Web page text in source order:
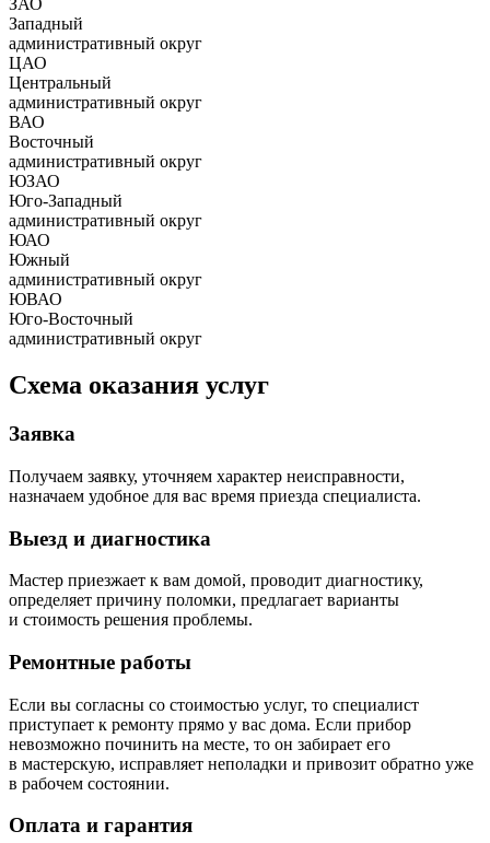
ЗАО
Западный
административный округ
ЦАО
Центральный
административный округ
ВАО
Восточный
административный округ
ЮЗАО
Юго-Западный
административный округ
ЮАО
Южный
административный округ
ЮВАО
Юго-Восточный
административный округ
Схема оказания услуг
Заявка
Получаем заявку, уточняем характер неисправности,
назначаем удобное для вас время приезда специалиста.
Выезд и диагностика
Мастер приезжает к вам домой, проводит диагностику,
определяет причину поломки, предлагает варианты
и стоимость решения проблемы.
Ремонтные работы
Если вы согласны со стоимостью услуг, то специалист
приступает к ремонту прямо у вас дома. Если прибор
невозможно починить на месте, то он забирает его
в мастерскую, исправляет неполадки и привозит обратно уже
в рабочем состоянии.
Оплата и гарантия